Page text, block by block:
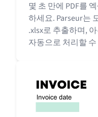
몇 초 만에 PDF를
하세요. Parseur는
.xlsx로 추출하며,
자동으로 처리할